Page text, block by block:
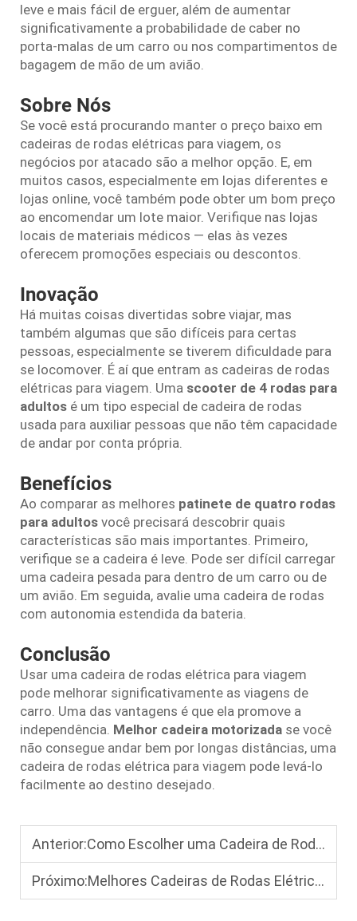
leve e mais fácil de erguer, além de aumentar
significativamente a probabilidade de caber no
porta-malas de um carro ou nos compartimentos de
bagagem de mão de um avião.
Sobre Nós
Se você está procurando manter o preço baixo em
cadeiras de rodas elétricas para viagem, os
negócios por atacado são a melhor opção. E, em
muitos casos, especialmente em lojas diferentes e
lojas online, você também pode obter um bom preço
ao encomendar um lote maior. Verifique nas lojas
locais de materiais médicos — elas às vezes
oferecem promoções especiais ou descontos.
Inovação
Há muitas coisas divertidas sobre viajar, mas
também algumas que são difíceis para certas
pessoas, especialmente se tiverem dificuldade para
se locomover. É aí que entram as cadeiras de rodas
elétricas para viagem. Uma scooter de 4 rodas para
adultos é um tipo especial de cadeira de rodas
usada para auxiliar pessoas que não têm capacidade
de andar por conta própria.
Benefícios
Ao comparar as melhores patinete de quatro rodas
para adultos você precisará descobrir quais
características são mais importantes. Primeiro,
verifique se a cadeira é leve. Pode ser difícil carregar
uma cadeira pesada para dentro de um carro ou de
um avião. Em seguida, avalie uma cadeira de rodas
com autonomia estendida da bateria.
Conclusão
Usar uma cadeira de rodas elétrica para viagem
pode melhorar significativamente as viagens de
carro. Uma das vantagens é que ela promove a
independência. Melhor cadeira motorizada se você
não consegue andar bem por longas distâncias, uma
cadeira de rodas elétrica para viagem pode levá-lo
facilmente ao destino desejado.
Anterior:Como Escolher uma Cadeira de Rodas Elétrica Portátil: Principais Características que Idosos Devem Considerar
Próximo:Melhores Cadeiras de Rodas Elétricas para Viagens Aéreas: Design Compacto 2026